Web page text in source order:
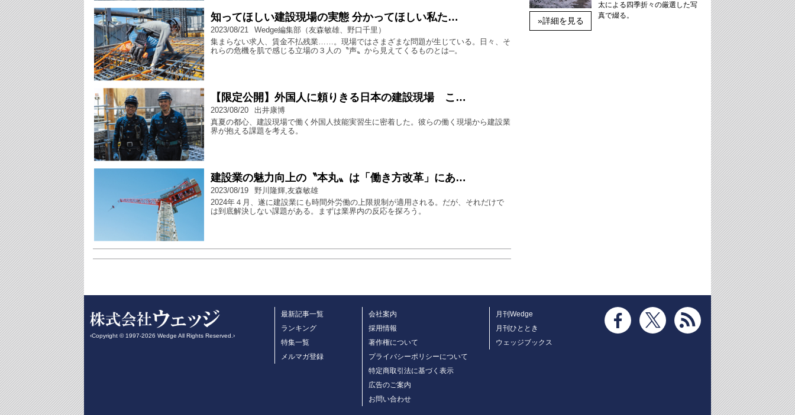
知ってほしい建設現場の実態 分かってほしい私た…
2023/08/21
Wedge編集部（友森敏雄、野口千里）
集まらない求人、賃金不払残業……。現場ではさまざまな問題が生じている。日々、そ
れらの危機を肌で感じる立場の３人の〝声〟から見えてくるものとは─。
【限定公開】外国人に頼りきる日本の建設現場 こ…
2023/08/20
出井康博
真夏の都心、建設現場で働く外国人技能実習生に密着した。彼らの働く現場から建設業
界が抱える課題を考える。
建設業の魅力向上の〝本丸〟は「働き方改革」にあ…
2023/08/19
野川隆輝,友森敏雄
2024年４月、遂に建設業にも時間外労働の上限規制が適用される。だが、それだけで
は到底解決しない課題がある。まずは業界内の反応を探ろう。
»詳細を見る
太による四季折々の厳選した写
真で綴る。
‹Copyright © 1997-2026 Wedge All Rights Reserved.›
最新記事一覧
ランキング
特集一覧
メルマガ登録
会社案内
採用情報
著作権について
プライバシーポリシーについて
特定商取引法に基づく表示
広告のご案内
お問い合わせ
月刊Wedge
月刊ひととき
ウェッジブックス